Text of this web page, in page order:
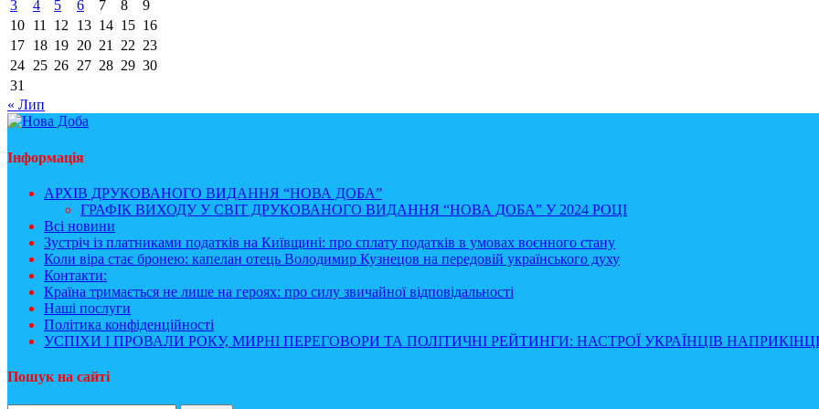
3
4 5 6 7 8
9
10 11 12 13 14 15 16
17 18 19 20 21 22 23
24 25 26 27 28 29 30
31
« Лип
Інформація
АРХІВ ДРУКОВАНОГО ВИДАННЯ “НОВА ДОБА”
ГРАФІК ВИХОДУ У СВІТ ДРУКОВАНОГО ВИДАННЯ “НОВА ДОБА” У 2024 РОЦІ
Всі новини
Зустріч із платниками податків на Київщині: про сплату податків в умовах воєнного стану
Коли віра стає бронею: капелан отець Володимир Кузнецов на передовій українського духу
Контакти:
Країна тримається не лише на героях: про силу звичайної відповідальності
Наші послуги
Політика конфіденційності
УСПІХИ І ПРОВАЛИ РОКУ, МИРНІ ПЕРЕГОВОРИ ТА ПОЛІТИЧНІ РЕЙТИНГИ: НАСТРОЇ УКРАЇНЦІВ НАПРИКІНЦІ
Пошук на сайті